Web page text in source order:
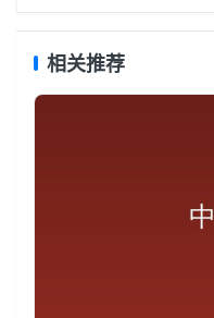
相关推荐